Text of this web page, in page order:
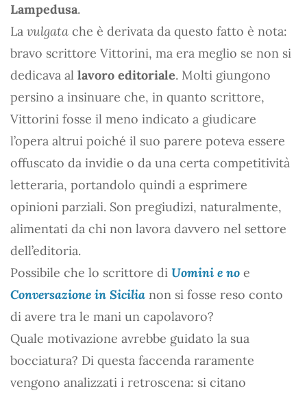
Lampedusa.
La vulgata che è derivata da questo fatto è nota:
bravo scrittore Vittorini, ma era meglio se non si
dedicava al lavoro editoriale. Molti giungono
persino a insinuare che, in quanto scrittore,
Vittorini fosse il meno indicato a giudicare
l’opera altrui poiché il suo parere poteva essere
offuscato da invidie o da una certa competitività
letteraria, portandolo quindi a esprimere
opinioni parziali. Son pregiudizi, naturalmente,
alimentati da chi non lavora davvero nel settore
dell’editoria.
Possibile che lo scrittore di Uomini e no e
Conversazione in Sicilia non si fosse reso conto
di avere tra le mani un capolavoro?
Quale motivazione avrebbe guidato la sua
bocciatura? Di questa faccenda raramente
vengono analizzati i retroscena: si citano